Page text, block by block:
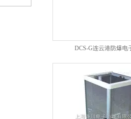
DCS-G连云港防爆电